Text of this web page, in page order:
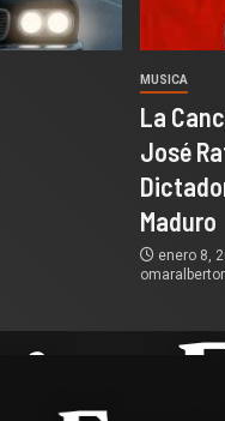
MUSICA
La
José
Maduro
enero 8,